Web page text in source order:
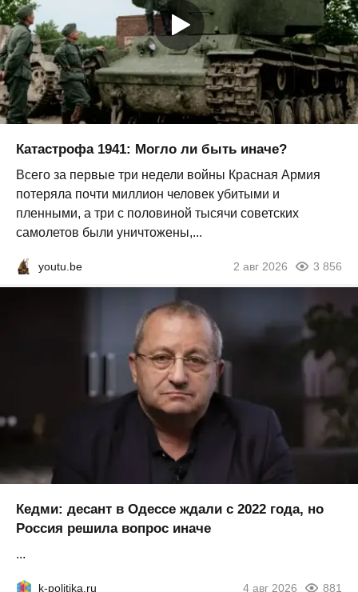
Катастрофа 1941: Могло ли быть иначе?
Всего за первые три недели войны Красная Армия
потеряла почти миллион человек убитыми и
пленными, а три с половиной тысячи советских
самолетов были уничтожены,...
youtu.be 2 авг 2026 3 856
Кедми: десант в Одессе ждали с 2022 года, но
Россия решила вопрос иначе
...
k-politika.ru 4 авг 2026 881